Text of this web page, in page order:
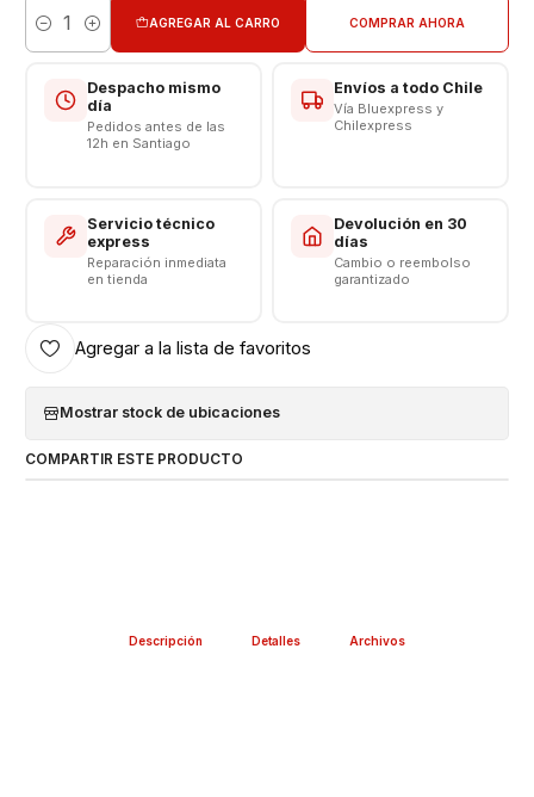
Respaldo VENTAS ELECTRONICAS
Cantidad
AGREGAR AL CARRO COMPRAR AHORA
Despacho mismo
día
Pedidos antes de las
12h en Santiago
Envíos a todo Chile
Vía Bluexpress y
Chilexpress
Servicio técnico
express
Reparación inmediata
en tienda
Devolución en 30
días
Cambio o reembolso
garantizado
Agregar a la lista de favoritos
Mostrar stock de ubicaciones
COMPARTIR ESTE PRODUCTO
Descripción Detalles Archivos